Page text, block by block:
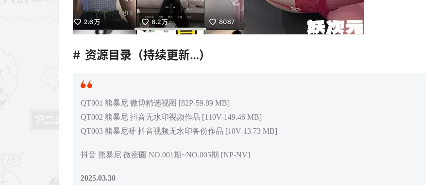
资源目录（持续更新…）
QT001 熊暴尼 微博精选视图 [82P-59.89 MB]
QT002 熊暴尼 抖音无水印视频作品 [110V-149.46 MB]
QT003 熊暴尼呀 抖音视频无水印备份作品 [10V-13.73 MB]
抖音 熊暴尼 微密圈 NO.001期~NO.005期 [NP-NV]
2025.03.30